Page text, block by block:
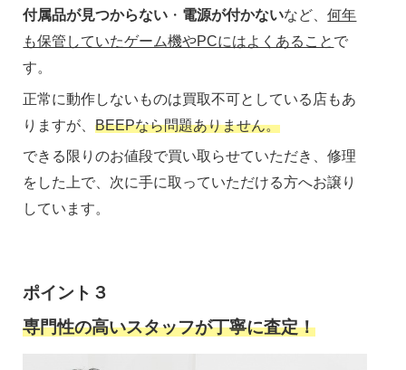
付属品が見つからない ・ 電源が付かないなど、何年
も保管していたゲーム機やPCにはよくあること で
す。
正常に動作しないものは買取不可としている店もあ
りますが、BEEPなら問題ありません。
できる限りのお値段で買い取らせていただき、修理
をした上で、次に手に取っていただける方へお譲り
しています。
ポイント３
専門性の高いスタッフが丁寧に査定！